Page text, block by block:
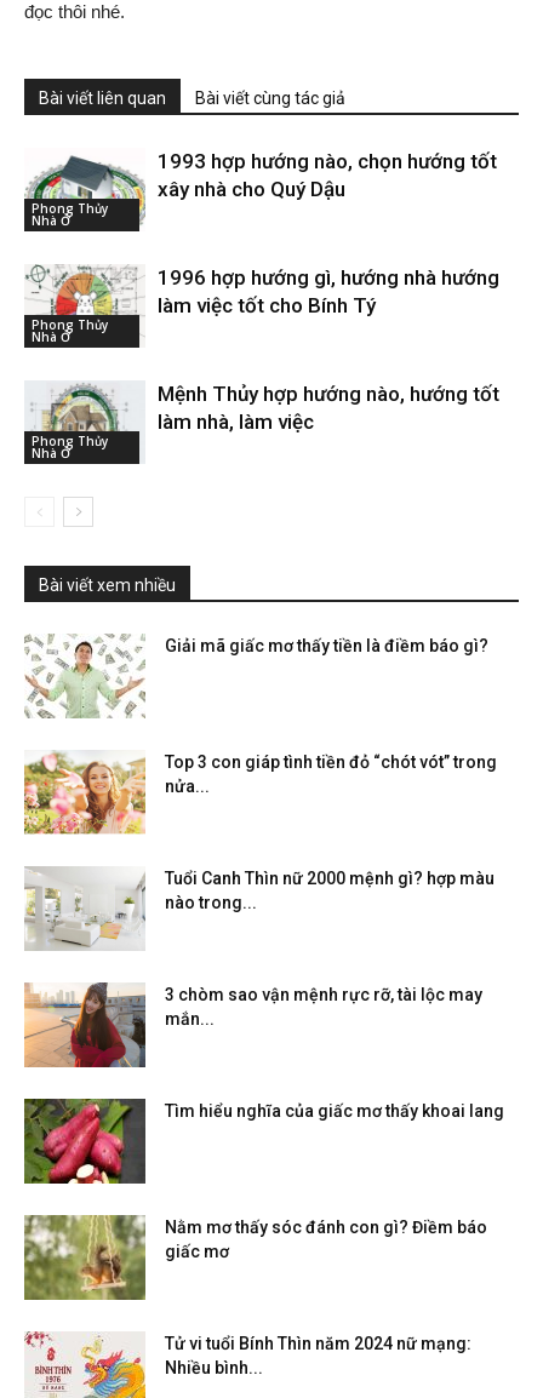
đọc thôi nhé.
Bài viết liên quan Bài viết cùng tác giả
Phong Thủy
Nhà Ở
1993 hợp hướng nào, chọn hướng tốt
xây nhà cho Quý Dậu
Phong Thủy
Nhà Ở
1996 hợp hướng gì, hướng nhà hướng
làm việc tốt cho Bính Tý
Phong Thủy
Nhà Ở
Mệnh Thủy hợp hướng nào, hướng tốt
làm nhà, làm việc
Bài viết xem nhiều
Giải mã giấc mơ thấy tiền là điềm báo gì?
Top 3 con giáp tình tiền đỏ “chót vót” trong
nửa...
Tuổi Canh Thìn nữ 2000 mệnh gì? hợp màu
nào trong...
3 chòm sao vận mệnh rực rỡ, tài lộc may
mắn...
Tìm hiểu nghĩa của giấc mơ thấy khoai lang
Nằm mơ thấy sóc đánh con gì? Điềm báo
giấc mơ
Tử vi tuổi Bính Thìn năm 2024 nữ mạng:
Nhiều bình...